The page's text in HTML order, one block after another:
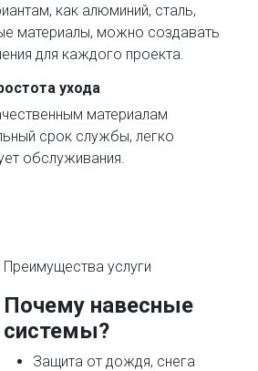
как алюминий, сталь,
материалы, можно создавать
для каждого проекта.
ухода
материалам
срок службы, легко
обслуживания.
Преимущества услуги
Почему навесные
системы?
Защита от дождя, снега